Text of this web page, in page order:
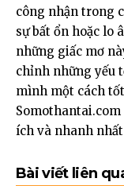
công nhận trong
sự bất ổn hoặc lo
những giấc mơ
chỉnh những yếu
mình một cách
Somothantai.com
ích và nhanh
Bài viết liên